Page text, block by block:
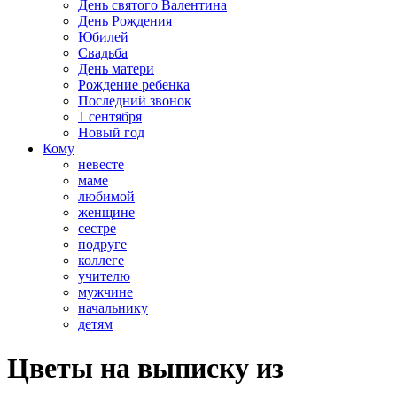
День святого Валентина
День Рождения
Юбилей
Свадьба
День матери
Рождение ребенка
Последний звонок
1 сентября
Новый год
Кому
невесте
маме
любимой
женщине
сестре
подруге
коллеге
учителю
мужчине
начальнику
детям
Цветы на выписку из